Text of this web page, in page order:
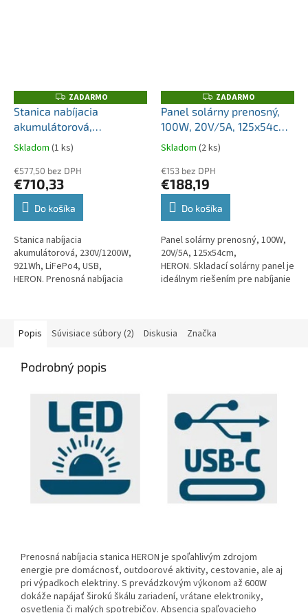
Z
A
D
A
M
O
ZADARMO
Stanica nabíjacia
akumulátorová,
230V/1200W, 921Wh,
LiFePo4, USB, HERON
Skladom (1 ks)
€577,50 bez DPH
€710,33
Do košíka
Stanica nabíjacia
akumulátorová, 230V/1200W,
921Wh, LiFePo4, USB,
HERON. Prenosná nabíjacia
aktivity,...
Z
A
D
A
M
O
ZADARMO
Panel solárny prenosný,
100W, 20V/5A, 125x54cm,
HERON
Skladom (2 ks)
€153 bez DPH
€188,19
Do košíka
Panel solárny prenosný, 100W,
20V/5A, 125x54cm,
HERON. Skladací solárny panel je
ideálnym riešením pre nabíjanie
Popis Súvisiace súbory (2) Diskusia Značka
Podrobný popis
Prenosná nabíjacia stanica HERON je spoľahlivým zdrojom
energie pre domácnosť, outdoorové aktivity, cestovanie, ale aj
pri výpadkoch elektriny. S prevádzkovým výkonom až 600W
dokáže napájať širokú škálu zariadení, vrátane elektroniky,
osvetlenia či malých spotrebičov. Absencia spaľovacieho